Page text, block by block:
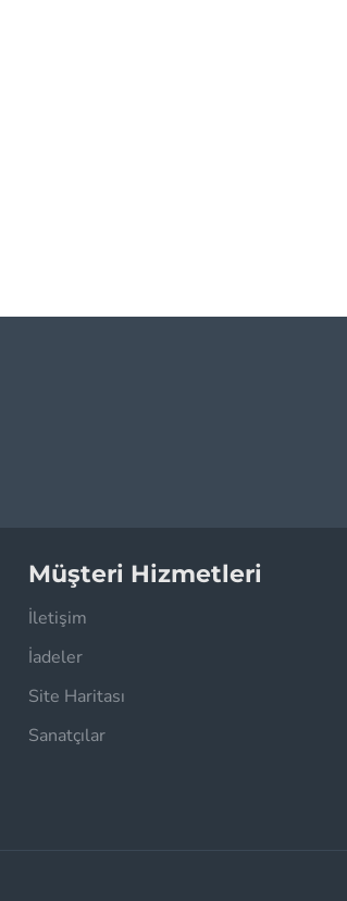
Müşteri Hizmetleri
İletişim
İadeler
Site Haritası
Sanatçılar